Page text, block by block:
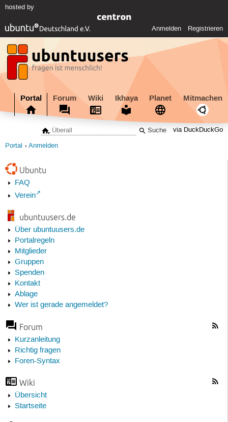
hosted by
Anmelden Registrieren
Portal Forum Wiki Ikhaya Planet Mitmachen
via DuckDuckGo
Portal Anmelden
Ubuntu
FAQ
Verein
ubuntuusers.de
Über ubuntuusers.de
Portalregeln
Mitglieder
Gruppen
Spenden
Kontakt
Ablage
Wer ist gerade angemeldet?
Forum
Kurzanleitung
Richtig fragen
Foren-Syntax
Wiki
Übersicht
Startseite